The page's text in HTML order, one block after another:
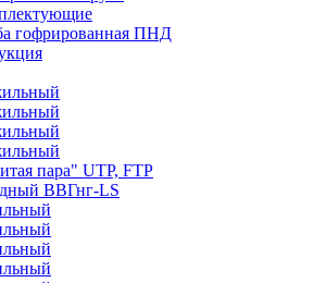
гофрированная ПНД
пара" UTP, FTP
ВВГнг-LS